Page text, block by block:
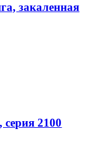
закаленная
2100